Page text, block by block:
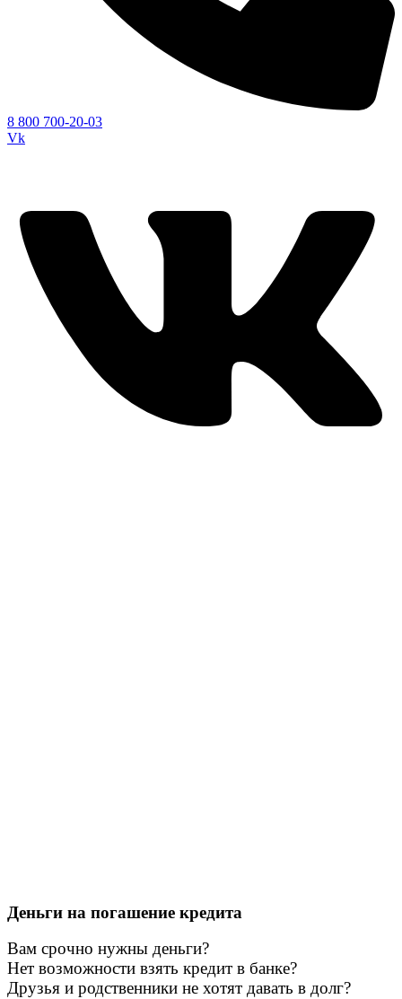
8 800 700-20-03
Vk
Деньги на погашение кредита​
Вам срочно нужны деньги?
Нет возможности взять кредит в банке?
Друзья и родственники не хотят давать в долг?